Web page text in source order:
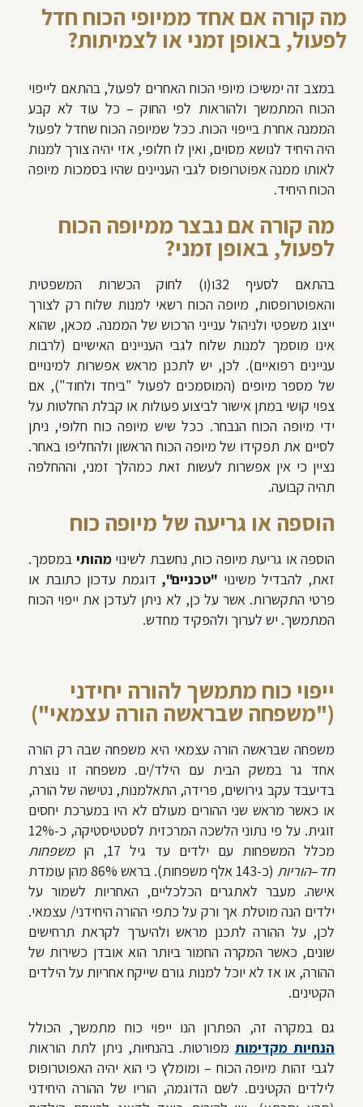
מה קורה אם אחד ממיופי הכוח חדל
לפעול, באופן זמני או לצמיתות?
במצב זה ימשיכו מיופי הכוח האחרים לפעול, בהתאם לייפוי
הכוח המתמשך ולהוראות לפי החוק – כל עוד לא קבע
הממנה אחרת בייפוי הכוח. ככל שמיופה הכוח שחדל לפעול
היה היחיד לנושא מסוים, ואין לו חלופי, אזי יהיה צורך למנות
לאותו ממנה אפוטרופוס לגבי העניינים שהיו בסמכות מיופה
הכוח היחיד.
מה קורה אם נבצר ממיופה הכוח
לפעול, באופן זמני?
בהתאם לסעיף 32ו(ו) לחוק הכשרות המשפטית
והאפוטרופסות, מיופה הכוח רשאי למנות שלוח רק לצורך
ייצוג משפטי ולניהול ענייני הרכוש של הממנה. מכאן, שהוא
אינו מוסמך למנות שלוח לגבי העניינים האישיים (לרבות
עניינים רפואיים). לכן, יש לתכנן מראש אפשרות למינויים
של מספר מיופים (המוסמכים לפעול "ביחד ולחוד"), אם
צפוי קושי במתן אישור לביצוע פעולות או קבלת החלטות על
ידי מיופה הכוח הנבחר. ככל שיש מיופה כוח חלופי, ניתן
לסיים את תפקידו של מיופה הכוח הראשון ולהחליפו באחר.
נציין כי אין אפשרות לעשות זאת כמהלך זמני, וההחלפה
תהיה קבועה.
הוספה או גריעה של מיופה כוח
הוספה או גריעת מיופה כוח, נחשבת לשינוימהותי במסמך.
זאת, להבדיל משינוי "טכניים", דוגמת עדכון כתובת או
פרטי התקשרות. אשר על כן, לא ניתן לעדכן את ייפוי הכוח
המתמשך. יש לערוך ולהפקיד מחדש.
ייפוי כוח מתמשך להורה יחידני
("משפחה שבראשה הורה עצמאי")
משפחה שבראשה הורה עצמאי היא משפחה שבה רק הורה
אחד גר במשק הבית עם הילד/ים. משפחה זו נוצרת
בדיעבד עקב גירושים, פרידה, התאלמנות, נטישה של הורה,
או כאשר מראש שני ההורים מעולם לא היו במערכת יחסים
זוגית. על פי נתוני הלשכה המרכזית לסטטיסטיקה, כ-12%
מכלל המשפחות עם ילדים עד גיל 17, הן
משפחות
חד–הוריות
(כ-143 אלף משפחות). בראש 86% מהן עומדת
אישה. מעבר לאתגרים הכלכליים, האחריות לשמור על
ילדים הנה מוטלת אך ורק על כתפי ההורה היחידני/ עצמאי.
לכן, על ההורה לתכנן מראש ולהיערך לקראת תרחישים
שונים, כאשר המקרה החמור ביותר הוא אובדן כשירות של
ההורה, או אז לא יוכל למנות גורם שייקח אחריות על הילדים
הקטינים.
גם במקרה זה, הפתרון הנו ייפוי כוח מתמשך, הכולל
הנחיות מקדימותמפורטות. בהנחיות, ניתן לתת הוראות
לגבי זהות מיופה הכוח – ומומלץ כי הוא יהיה האפוטרופוס
לילדים הקטינים. לשם הדוגמה, הוריו של ההורה היחידני